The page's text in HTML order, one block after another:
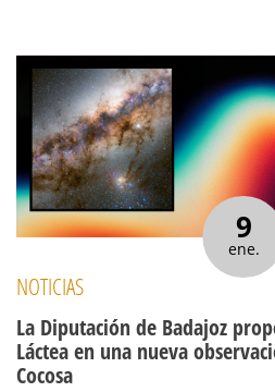
9
ene.
NOTICIAS
La Diputación de Badajoz
Láctea en una nueva
Cocosa